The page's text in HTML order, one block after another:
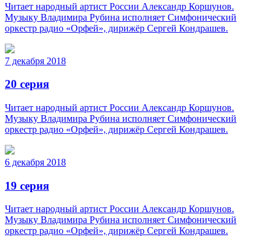
Читает народный артист России Александр Коршунов.
Музыку Владимира Рубина исполняет Симфонический
оркестр радио «Орфей», дирижёр Сергей Кондрашев.
7 декабря 2018
20 серия
Читает народный артист России Александр Коршунов.
Музыку Владимира Рубина исполняет Симфонический
оркестр радио «Орфей», дирижёр Сергей Кондрашев.
6 декабря 2018
19 серия
Читает народный артист России Александр Коршунов.
Музыку Владимира Рубина исполняет Симфонический
оркестр радио «Орфей», дирижёр Сергей Кондрашев.